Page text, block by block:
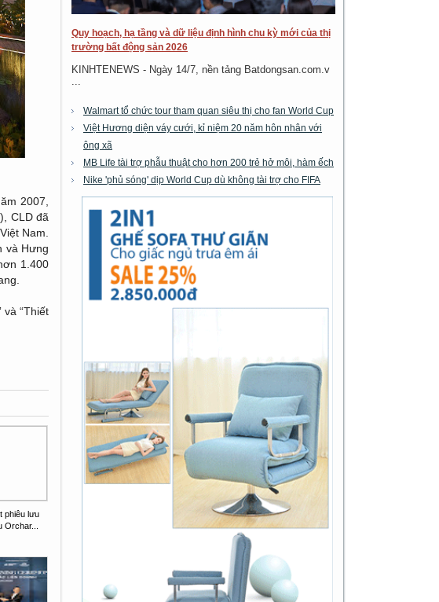
2007,
CLD đã
Nam.
và Hưng
1.400
và “Thiết
phiêu lưu
Orchar...
Quy hoạch, hạ tầng và dữ liệu định hình chu kỳ mới của thị
trường bất động sản 2026
KINHTENEWS - Ngày 14/7, nền tảng Batdongsan.com.v
Walmart tổ chức tour tham quan siêu thị cho fan World Cup
Việt Hương diện váy cưới, kỉ niệm 20 năm hôn nhân với
ông xã
MB Life tài trợ phẫu thuật cho hơn 200 trẻ hở môi, hàm ếch
Nike 'phủ sóng' dịp World Cup dù không tài trợ cho FIFA